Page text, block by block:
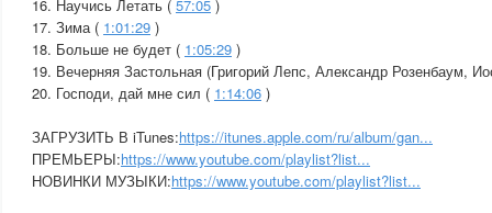
16. Научись Летать ( 57:05 )
17. Зима ( 1:01:29 )
18. Больше не будет ( 1:05:29 )
19. Вечерняя Застольная (Григорий Лепс, Александр Розенбаум,
20. Господи, дай мне сил ( 1:14:06 )
ЗАГРУЗИТЬ В iTunes:https://itunes.apple.com/ru/album/gan...
ПРЕМЬЕРЫ:https://www.youtube.com/playlist?list...
НОВИНКИ МУЗЫКИ:https://www.youtube.com/playlist?list...